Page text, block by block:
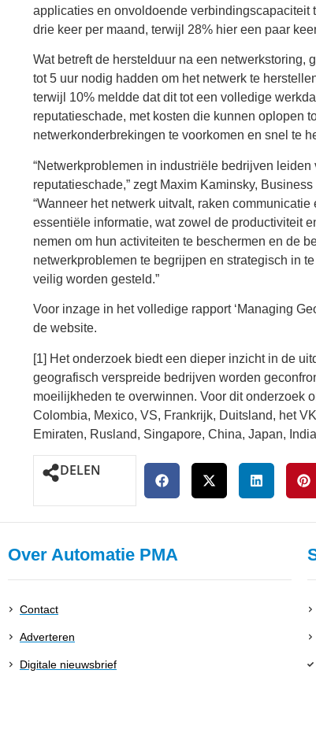
applicaties en onvoldoende verbindingscapaciteit
drie keer per maand, terwijl 28% hier een paar
Wat betreft de herstelduur na een netwerkstoring,
tot 5 uur nodig hadden om het netwerk te
terwijl 10% meldde dat dit tot een volledige
reputatieschade, met kosten die kunnen oplopen
netwerkonderbrekingen te voorkomen en snel te
“Netwerkproblemen in industriële bedrijven
reputatieschade,” zegt Maxim Kaminsky,
“Wanneer het netwerk uitvalt, raken
essentiële informatie, wat zowel de productiviteit
nemen om hun activiteiten te beschermen en de
netwerkproblemen te begrijpen en strategisch in
veilig worden gesteld.”
Voor inzage in het volledige rapport ‘Managing
de website.
[1] Het onderzoek biedt een dieper inzicht in de
geografisch verspreide bedrijven worden
moeilijkheden te overwinnen. Voor dit onderzoek
Colombia, Mexico, VS, Frankrijk, Duitsland, het
Emiraten, Rusland, Singapore, China, Japan,
DELEN
Over Automatie PMA
Contact
Adverteren
Digitale nieuwsbrief